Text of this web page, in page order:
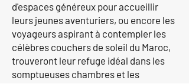
d'espaces généreux pour accueillir
leurs jeunes aventuriers, ou encore les
voyageurs aspirant à contempler les
célèbres couchers de soleil du Maroc,
trouveront leur refuge idéal dans les
somptueuses chambres et les